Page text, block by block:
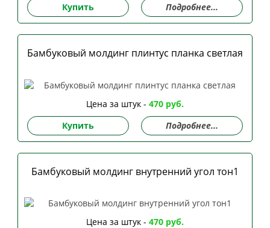
Купить
Подробнее...
Бамбуковый молдинг плинтус планка светлая
Цена за штук - 470 руб.
Купить
Подробнее...
Бамбуковый молдинг внутренний угол тон1
Цена за штук - 470 руб.